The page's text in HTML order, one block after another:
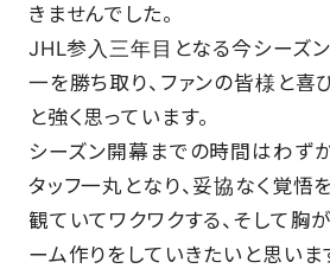
きませんでした。
JHL参入三年目となる今シーズ
一を勝ち取り、ファンの皆様と喜
と強く思っています。
シーズン開幕までの時間はわず
タッフ一丸となり、妥協なく覚悟
観ていてワクワクする、そして胸
ーム作りをしていきたいと思いま